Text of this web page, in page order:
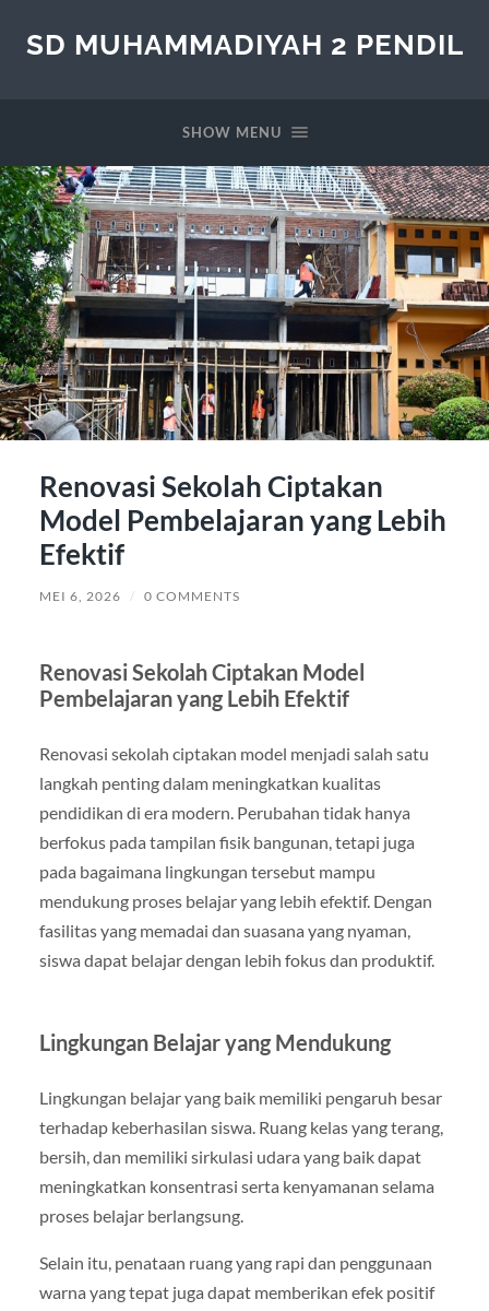
SD MUHAMMADIYAH 2 PENDIL
SHOW MENU
Renovasi Sekolah Ciptakan
Model Pembelajaran yang Lebih
Efektif
MEI 6, 2026 / 0 COMMENTS
Renovasi Sekolah Ciptakan Model
Pembelajaran yang Lebih Efektif
Renovasi sekolah ciptakan model menjadi salah satu
langkah penting dalam meningkatkan kualitas
pendidikan di era modern. Perubahan tidak hanya
berfokus pada tampilan fisik bangunan, tetapi juga
pada bagaimana lingkungan tersebut mampu
mendukung proses belajar yang lebih efektif. Dengan
fasilitas yang memadai dan suasana yang nyaman,
siswa dapat belajar dengan lebih fokus dan produktif.
Lingkungan Belajar yang Mendukung
Lingkungan belajar yang baik memiliki pengaruh besar
terhadap keberhasilan siswa. Ruang kelas yang terang,
bersih, dan memiliki sirkulasi udara yang baik dapat
meningkatkan konsentrasi serta kenyamanan selama
proses belajar berlangsung.
Selain itu, penataan ruang yang rapi dan penggunaan
warna yang tepat juga dapat memberikan efek positif